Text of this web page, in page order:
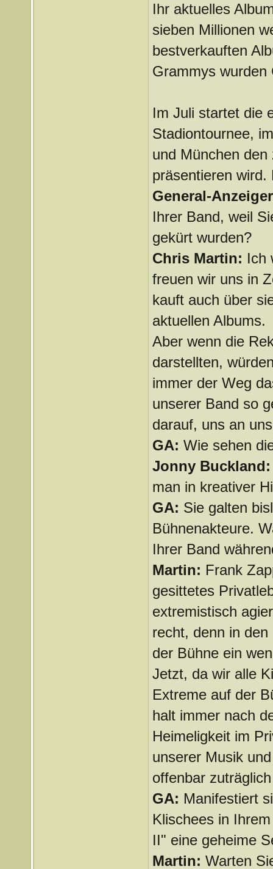
Ihr aktuelles
sieben Millionen
bestverkauften
Grammys wurden
Im Juli startet die
Stadiontournee,
und München den
präsentieren wird.
General-
Ihrer Band, weil
gekürt wurden?
Chris Martin: Ich
freuen wir uns in
kauft auch über
aktuellen Albums.
Aber wenn die
darstellten,
immer der Weg
unserer Band so
darauf, uns an
GA: Wie sehen
Jonny
man in kreativer
GA: Sie galten
Bühnenakteure.
Ihrer Band
Martin: Frank
gesittetes
extremistisch
recht, denn in
der Bühne ein
Jetzt, da wir alle
Extreme auf der
halt immer nach
Heimeligkeit im
unserer Musik
offenbar
GA: Manifestiert
Klischees in
II" eine geheime
Martin: Warten